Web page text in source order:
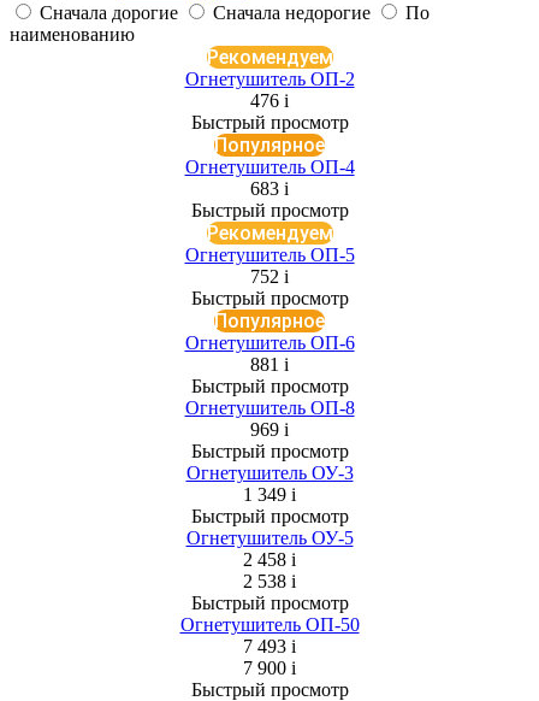
Сначала дорогие Сначала недорогие
По
наименованию
Рекомендуем
Огнетушитель ОП-2
476 i
Быстрый просмотр
Популярное
Огнетушитель ОП-4
683 i
Быстрый просмотр
Рекомендуем
Огнетушитель ОП-5
752 i
Быстрый просмотр
Популярное
Огнетушитель ОП-6
881 i
Быстрый просмотр
Огнетушитель ОП-8
969 i
Быстрый просмотр
Огнетушитель ОУ-3
1 349 i
Быстрый просмотр
Огнетушитель ОУ-5
2 458 i
2 538 i
Быстрый просмотр
Огнетушитель ОП-50
7 493 i
7 900 i
Быстрый просмотр